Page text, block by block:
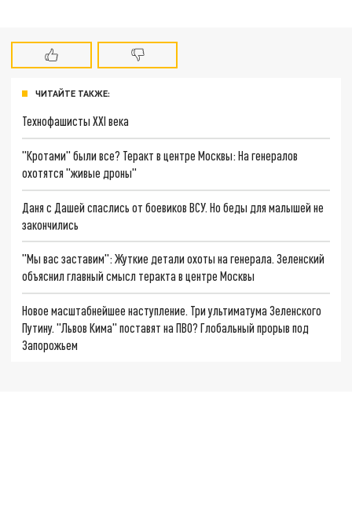
ЧИТАЙТЕ ТАКЖЕ:
Технофашисты XXI века
"Кротами" были все? Теракт в центре Москвы: На генералов
охотятся "живые дроны"
Даня с Дашей спаслись от боевиков ВСУ. Но беды для малышей не
закончились
"Мы вас заставим": Жуткие детали охоты на генерала. Зеленский
объяснил главный смысл теракта в центре Москвы
Новое масштабнейшее наступление. Три ультиматума Зеленского
Путину. "Львов Кима" поставят на ПВО? Глобальный прорыв под
Запорожьем